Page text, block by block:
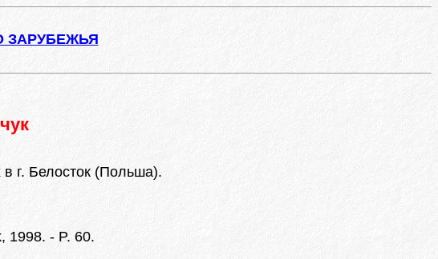
ЗАРУБЕЖЬЯ
в г. Белосток (Польша).
1998. - P. 60.